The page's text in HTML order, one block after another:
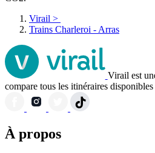
Virail >
Trains Charleroi - Arras
Virail est
compare tous les itinéraires
À propos